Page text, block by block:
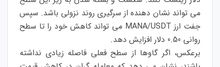
می تواند نشان دهنده از سرگیری روند نزولی باشد. سپس
جفت ارز MANA/USDT می تواند کاهش خود را تا سطح
روانی 0.50 دلار افزایش دهد.
برعکس، اگر گاوها از سطح فعلی فاصله زیادی نداشته